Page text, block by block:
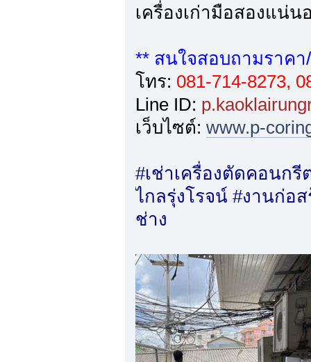
เครื่องเก่ามือสองแน่น
** สนใจสอบถามราคา
โทร: 081-714-8273,
Line ID:
เว็บไซต์: www.p-
#เช่าเครื่องตัดคอนกรี
ไกลรุ่งโรจน์ #งานก่อ
ช่าง